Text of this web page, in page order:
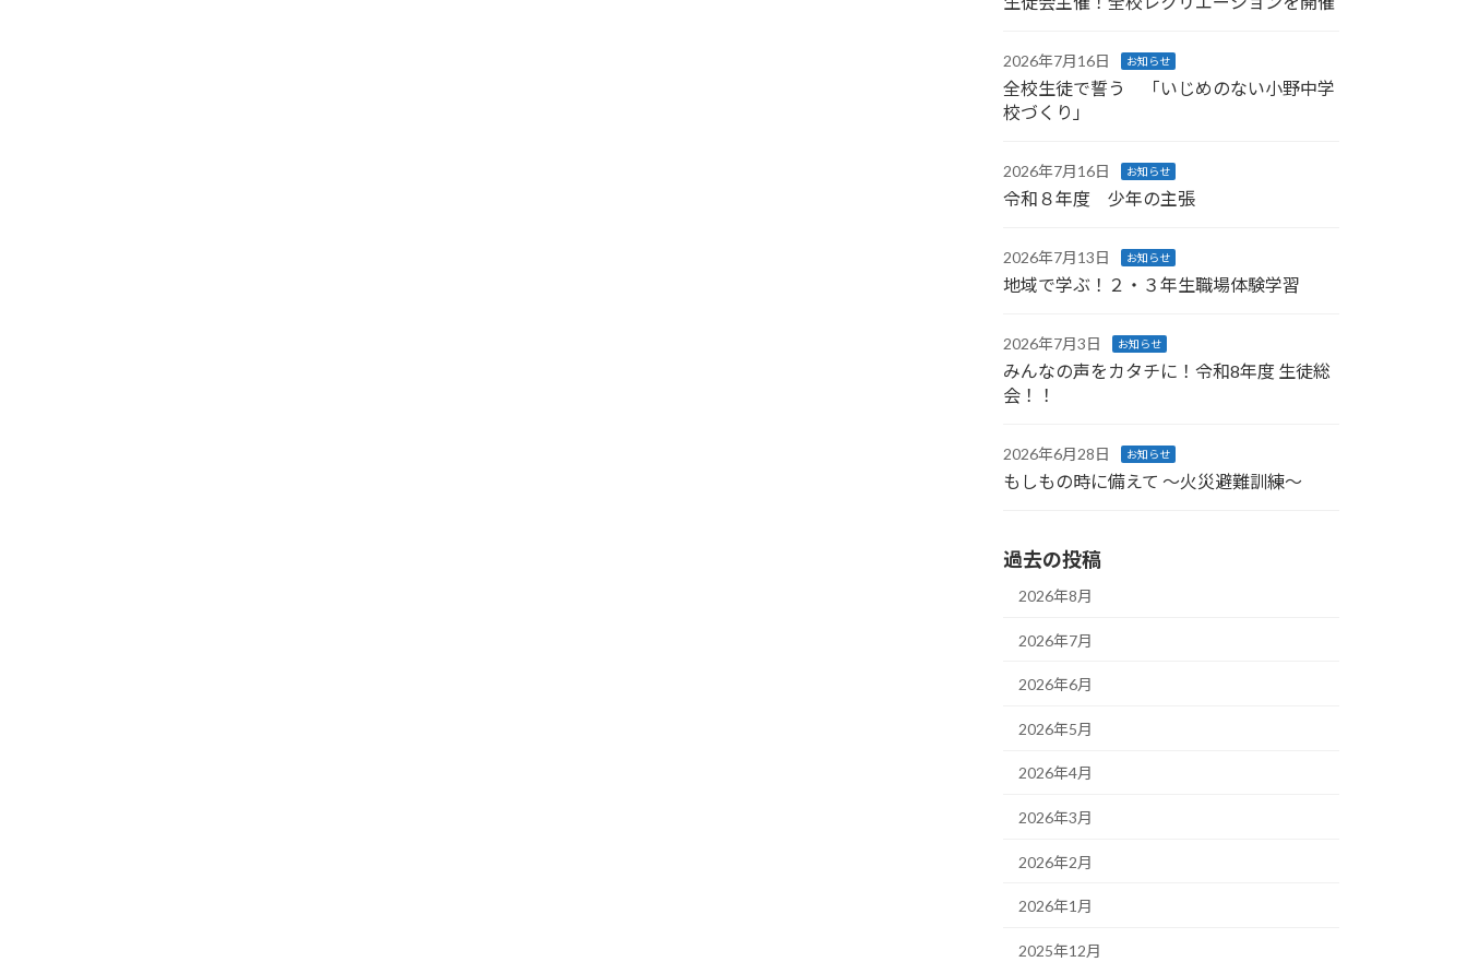
2026年7月16日 お知らせ
全校生徒で誓う 「いじめのない小野中学
校づくり」
2026年7月16日 お知らせ
令和８年度 少年の主張
2026年7月13日 お知らせ
地域で学ぶ！２・３年生職場体験学習
2026年7月3日 お知らせ
みんなの声をカタチに！令和8年度 生徒総
会！！
2026年6月28日 お知らせ
もしもの時に備えて ～火災避難訓練～
過去の投稿
2026年8月
2026年7月
2026年6月
2026年5月
2026年4月
2026年3月
2026年2月
2026年1月
2025年12月